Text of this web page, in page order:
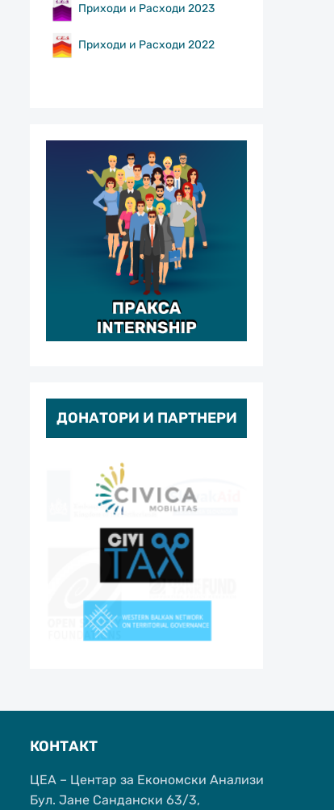
Приходи и Расходи 2023
Приходи и Расходи 2022
ДОНАТОРИ И ПАРТНЕРИ
КОНТАКТ
ЦЕА – Центар за Економски Анализи
Бул. Јане Сандански 63/3,